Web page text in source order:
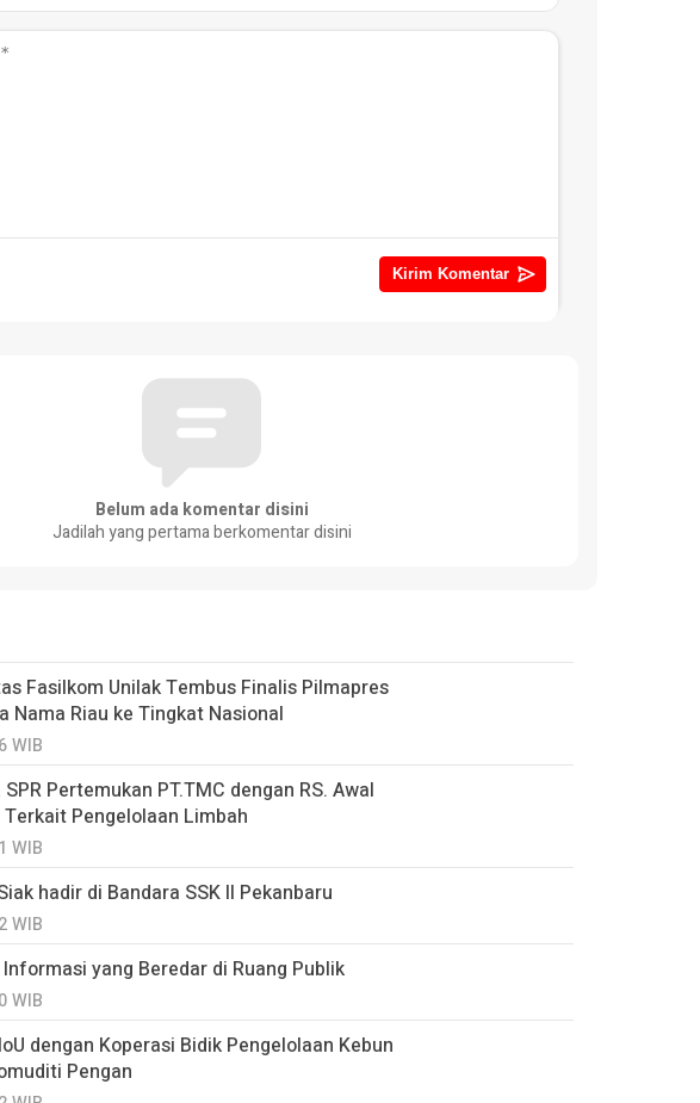
Belum ada komentar disini
Jadilah yang pertama berkomentar disini
Fasilkom Unilak Tembus Finalis Pilmapres
Nama Riau ke Tingkat Nasional
WIB
Pertemukan PT.TMC dengan RS. Awal
Pengelolaan Limbah
WIB
hadir di Bandara SSK II Pekanbaru
WIB
yang Beredar di Ruang Publik
WIB
dengan Koperasi Bidik Pengelolaan Kebun
Pengan